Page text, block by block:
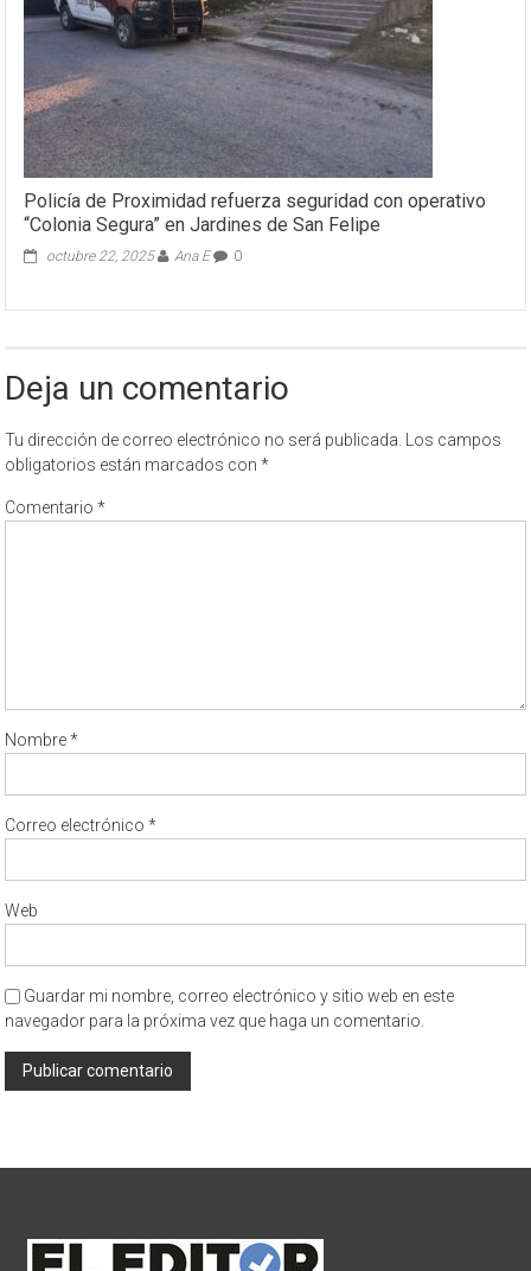
Policía de Proximidad refuerza seguridad con operativo
“Colonia Segura” en Jardines de San Felipe
octubre 22, 2025 Ana E 0
Deja un comentario
Tu dirección de correo electrónico no será publicada. Los campos
obligatorios están marcados con*
Comentario*
Nombre*
Correo electrónico*
Web
Guardar mi nombre, correo electrónico y sitio web en este
navegador para la próxima vez que haga un comentario.